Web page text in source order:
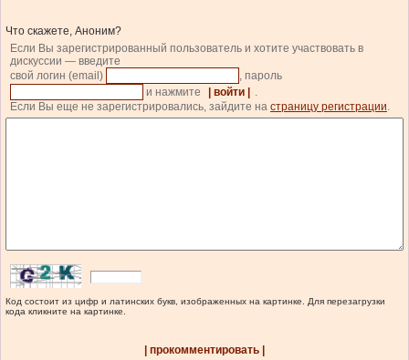
Что скажете, Аноним?
Если Вы зарегистрированный пользователь и хотите участвовать в
дискуссии — введите
свой логин (email)
, пароль
и нажмите
| войти |
.
Если Вы еще не зарегистрировались, зайдите на страницу регистрации.
Код состоит из цифр и латинских букв, изображенных на картинке. Для перезагрузки
кода кликните на картинке.
| прокомментировать |